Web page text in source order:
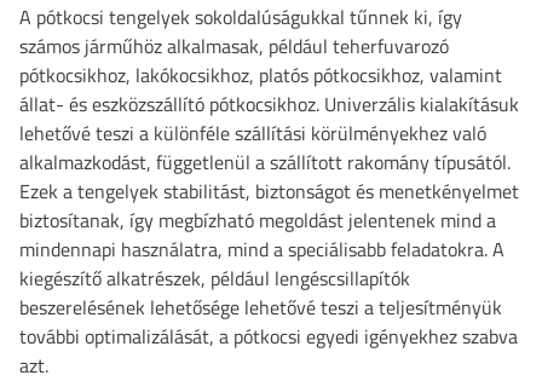
A pótkocsi tengelyek sokoldalúságukkal tűnnek ki, így
számos járműhöz alkalmasak, például teherfuvarozó
pótkocsikhoz, lakókocsikhoz, platós pótkocsikhoz, valamint
állat- és eszközszállító pótkocsikhoz. Univerzális kialakításuk
lehetővé teszi a különféle szállítási körülményekhez való
alkalmazkodást, függetlenül a szállított rakomány típusától.
Ezek a tengelyek stabilitást, biztonságot és menetkényelmet
biztosítanak, így megbízható megoldást jelentenek mind a
mindennapi használatra, mind a speciálisabb feladatokra. A
kiegészítő alkatrészek, például lengéscsillapítók
beszerelésének lehetősége lehetővé teszi a teljesítményük
további optimalizálását, a pótkocsi egyedi igényekhez szabva
azt.